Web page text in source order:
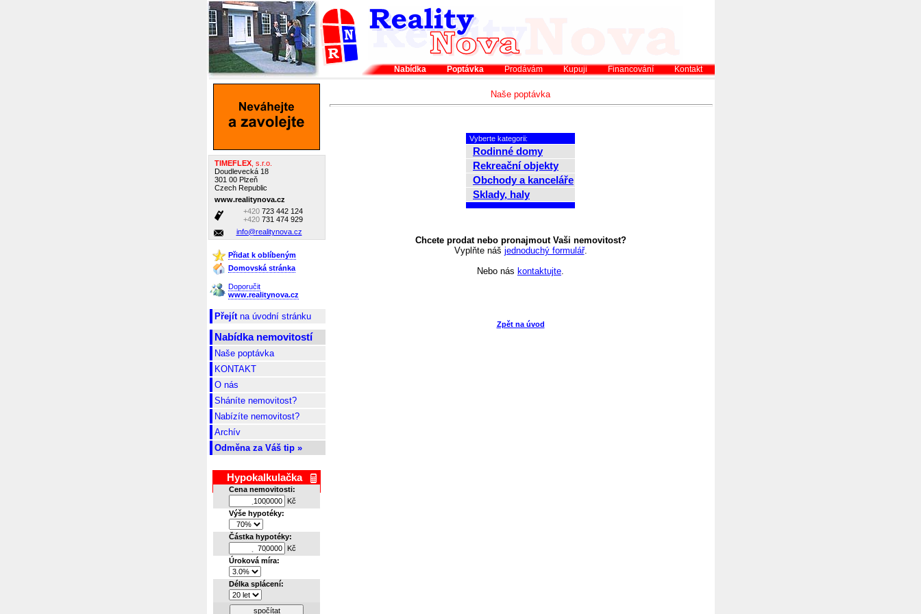
Nabídka Poptávka Prodávám Kupuji Financování Kontakt
TIMEFLEX, s.r.o.
Doudlevecká 18
301 00 Plzeň
Czech Republic
www.realitynova.cz
+420723 442 124
+420731 474 929
info@realitynova.cz
Přidat k oblíbeným
Domovská stránka
Doporučit
www.realitynova.cz
Přejítna úvodní stránku
Nabídka nemovitostí
Naše poptávka
KONTAKT
O nás
Sháníte nemovitost?
Nabízíte nemovitost?
Archív
Odměna za Váš tip »
Hypokalkulačka
Cena nemovitosti:
Kč
.
.
Výše hypotéky:
Částka hypotéky:
Kč
.
.
Úroková míra:
Délka splácení:
spočítat
Naše poptávka
Vyberte kategorii:
Rodinné domy
Rekreační objekty
Obchody a kanceláře
Sklady, haly
Chcete prodat nebo pronajmout Vaši nemovitost?
Vyplňte náš jednoduchý formulář.
Nebo nás kontaktujte.
Zpět na úvod